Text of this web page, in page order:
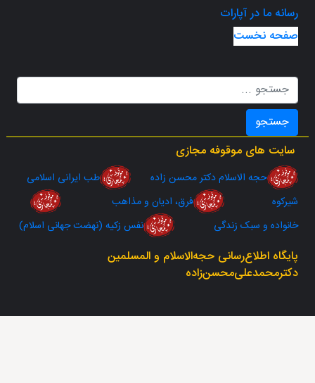
رسانه ما در آپارات
صفحه نخست
جستجو
سایت های موقوفه مجازی
حجه الاسلام دکتر محسن زاده
طب ایرانی اسلامی
شیرکوه
فرق، ادیان و مذاهب
خانواده و سبک زندگی
نفس زکیه (نهضت جهانی اسلام)
پایگاه اطلاع‌رسانی حجه‌الاسلام‌ و‌ المسلمین
دکتر‌محمد‌علی‌محسن‌زاده